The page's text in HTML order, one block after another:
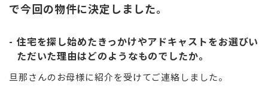
で今回の物件に決定しました。
住宅を探し始めたきっかけやアドキャストをお選びい
ただいた理由はどのようなものでしたか。
旦那さんのお母様に紹介を受けてご連絡しました。